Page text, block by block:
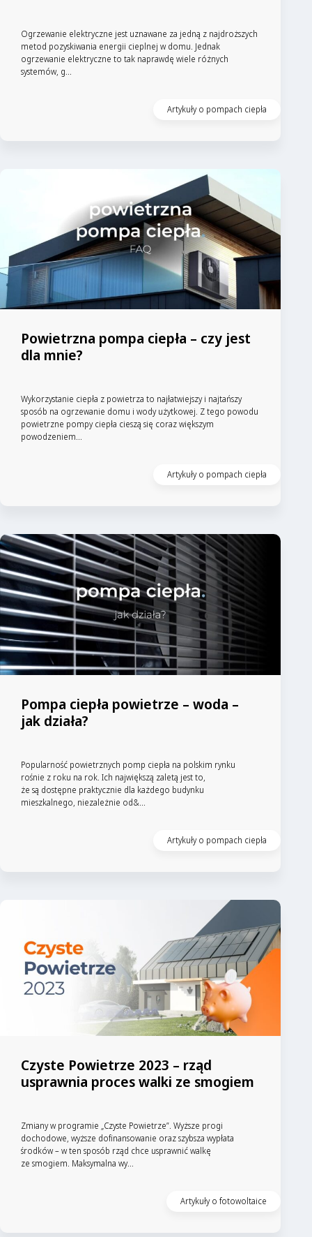
Ogrzewanie elektryczne jest uznawane za jedną z najdroższych
metod pozyskiwania energii cieplnej w domu. Jednak
ogrzewanie elektryczne to tak naprawdę wiele różnych
systemów, g...
Artykuły o pompach ciepła
Powietrzna pompa ciepła – czy jest
dla mnie?
Wykorzystanie ciepła z powietrza to najłatwiejszy i najtańszy
sposób na ogrzewanie domu i wody użytkowej. Z tego powodu
powietrzne pompy ciepła cieszą się coraz większym
powodzeniem...
Artykuły o pompach ciepła
Pompa ciepła powietrze – woda –
jak działa?
Popularność powietrznych pomp ciepła na polskim rynku
rośnie z roku na rok. Ich największą zaletą jest to,
że są dostępne praktycznie dla każdego budynku
mieszkalnego, niezależnie od&...
Artykuły o pompach ciepła
Czyste Powietrze 2023 – rząd
usprawnia proces walki ze smogiem
Zmiany w programie „Czyste Powietrze”. Wyższe progi
dochodowe, wyższe dofinansowanie oraz szybsza wypłata
środków – w ten sposób rząd chce usprawnić walkę
ze smogiem. Maksymalna wy...
Artykuły o fotowoltaice